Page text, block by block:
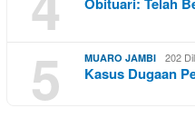
5 MUARO JAMBI 202
Kasus Dugaan